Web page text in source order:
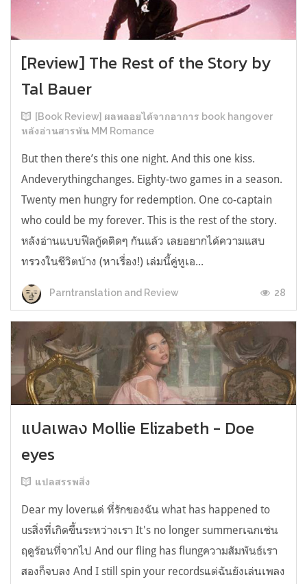
[Review] The Rest of the Story by
Tal Bauer
[Book Review] ผลพลอยได้จากอาการ book hangover
หลังอ่านสารพัน MM Romance
But then there’s this one night. And this one kiss.
Andeverythingchanges. Eighty-two games in a season.
Twenty men hungry for redemption. One co-captain
who could be my forever. This is the rest of the story.
หลังอ่านแบบฟีลกู้ดติดๆ กันแล้ว เลยอยากได้ความแสบ
ทรวงในชีวิตบ้าง (หาเรื่อง!) เล่มนี้คู่หูเอ...
Parntranslation and Review 28
แปลเพลง Mollie Elizabeth - Doe
eyes
แปลสรรพสิ่ง
Dear my loverแด่ ที่รักของฉัน what has happened to
usสิ่งที่เกิดขึ้นระหว่างเรา It's no longer summerเฉกเช่น
ฤดูร้อนที่จากไป And our fling has flungความสัมพันธ์เรา
สองก็จบลง And I still spin your recordsแต่ฉันยังเล่นเพลง